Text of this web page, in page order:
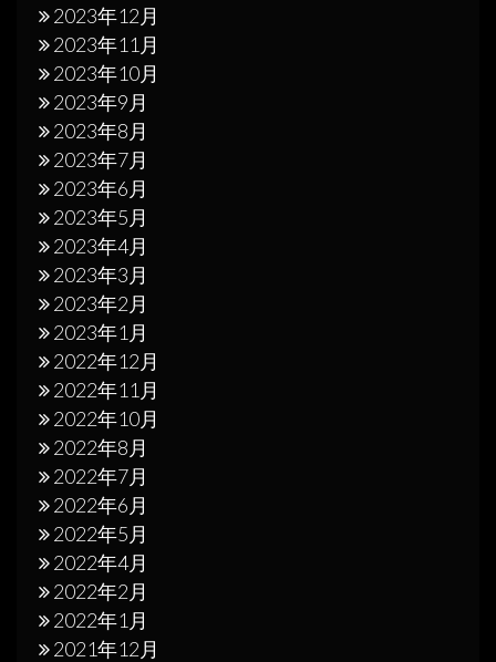
2023年12月
2023年11月
2023年10月
2023年9月
2023年8月
2023年7月
2023年6月
2023年5月
2023年4月
2023年3月
2023年2月
2023年1月
2022年12月
2022年11月
2022年10月
2022年8月
2022年7月
2022年6月
2022年5月
2022年4月
2022年2月
2022年1月
2021年12月